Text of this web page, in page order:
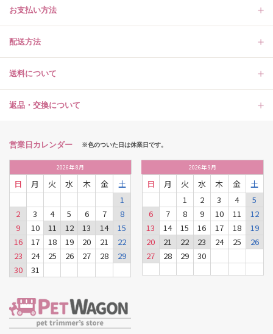
お支払い方法
配送方法
送料について
返品・交換について
営業日カレンダー ※色のついた日は休業日です。
2026年8月
日 月 火 水 木 金
土
1
2
3 4 5 6 7
8
9
10 11 12 13 14
15
16
17 18 19 20 21
22
23
24 25 26 27 28
29
30
31
2026年9月
日 月 火 水 木 金
土
1
2 3 4
5
6
7 8 9 10 11
12
13
14 15 16 17 18
19
20
21 22 23 24 25
26
27
28 29 30